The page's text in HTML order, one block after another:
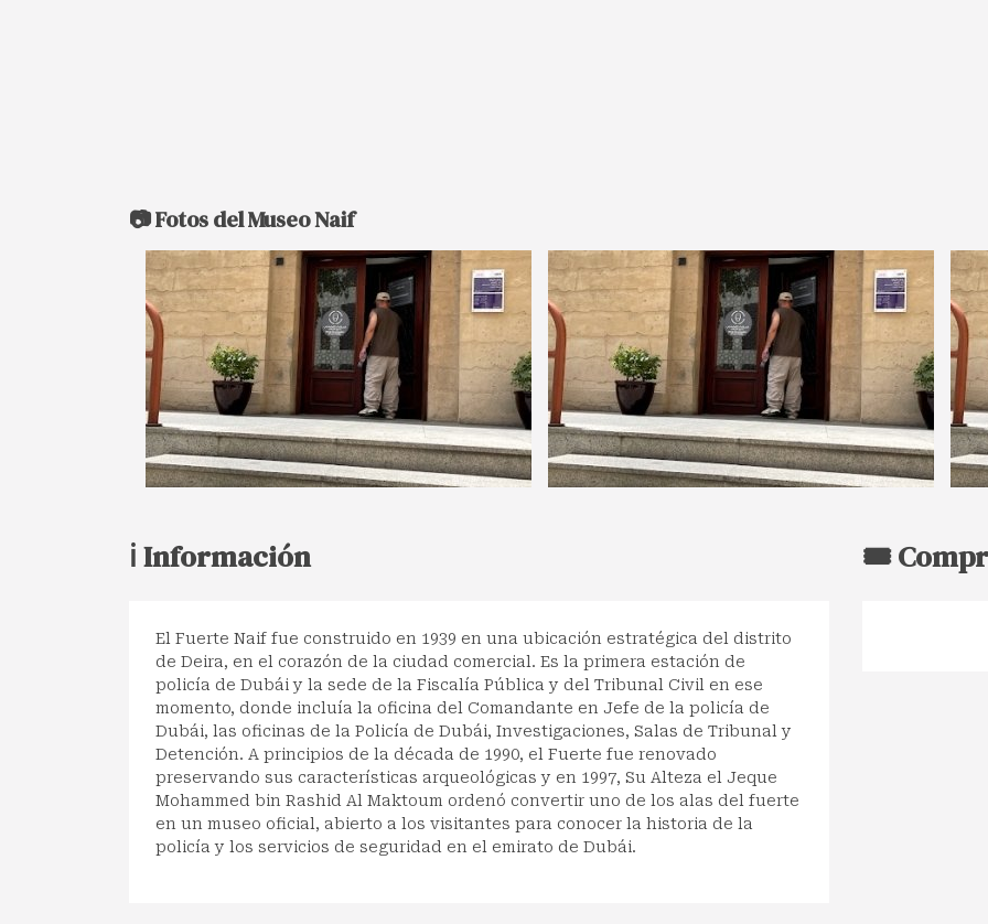
📷 Fotos del Museo Naif
ℹ️ Información
El Fuerte Naif fue construido en 1939 en una ubicación estratégica del distrito
de Deira, en el corazón de la ciudad comercial. Es la primera estación de
policía de Dubái y la sede de la Fiscalía Pública y del Tribunal Civil en ese
momento, donde incluía la oficina del Comandante en Jefe de la policía de
Dubái, las oficinas de la Policía de Dubái, Investigaciones, Salas de Tribunal y
Detención. A principios de la década de 1990, el Fuerte fue renovado
preservando sus características arqueológicas y en 1997, Su Alteza el Jeque
Mohammed bin Rashid Al Maktoum ordenó convertir uno de los alas del fuerte
en un museo oficial, abierto a los visitantes para conocer la historia de la
policía y los servicios de seguridad en el emirato de Dubái.
🎟️